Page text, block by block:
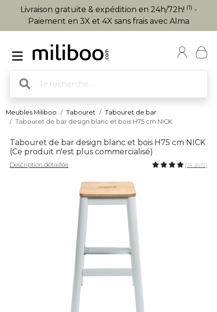
Livraison gratuite & expédition en 24h/72h! (1) -
Paiement en 3X et 4X sans frais avec Alma
Meubles Miliboo Tabouret
Tabouret de bar
Tabouret de bar design blanc et bois H75 cm NICK
Tabouret de bar design blanc et bois H75 cm NICK
(Ce produit n'est plus commercialisé)
Description détaillée (14 avis)